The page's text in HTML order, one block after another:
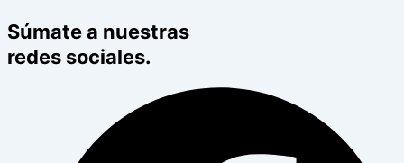
Súmate a nuestras
redes sociales.